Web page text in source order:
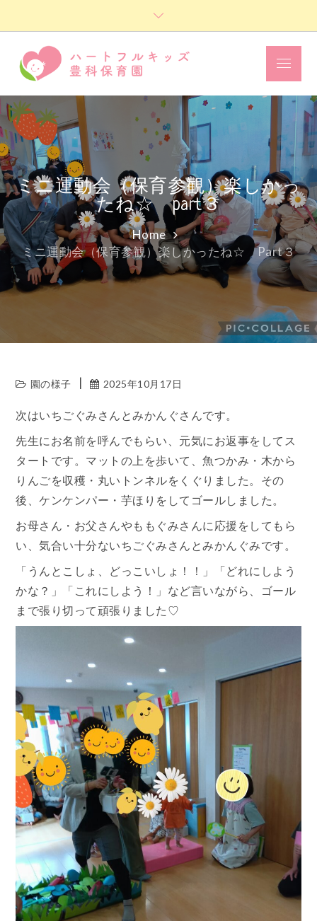
ハートフル
キッズ豊科
保育園
Menu
ミニ運動会（保育参観）楽しかっ
たね☆ part３
Home
ミニ運動会（保育参観）楽しかったね☆ Part３
園の様子 2025年10月17日
次はいちごぐみさんとみかんぐさんです。
先生にお名前を呼んでもらい、元気にお返事をしてス
タートです。マットの上を歩いて、魚つかみ・木から
りんごを収穫・丸いトンネルをくぐりました。その
後、ケンケンパー・芋ほりをしてゴールしました。
お母さん・お父さんやももぐみさんに応援をしてもら
い、気合い十分ないちごぐみさんとみかんぐみです。
「うんとこしょ、どっこいしょ！！」「どれにしよう
かな？」「これにしよう！」など言いながら、ゴール
まで張り切って頑張りました♡